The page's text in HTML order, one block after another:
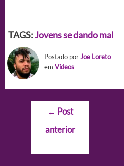
TAGS:Jovens se dando mal
Postado porJoe Loreto
em Videos
Navegação
Post
← Post
anterior